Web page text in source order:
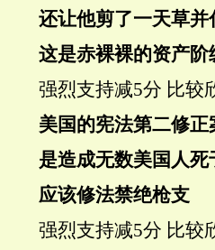
还让他剪了一天草并
这是赤裸裸的资产阶
强烈支持减5分 比较
美国的宪法第二修正
是造成无数美国人
应该修法禁绝枪支
强烈支持减5分 比较